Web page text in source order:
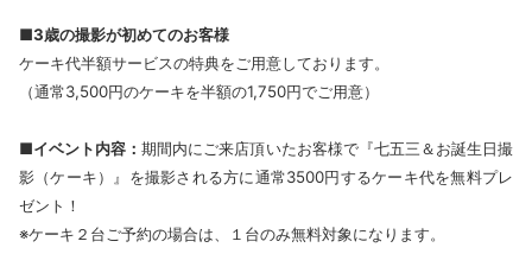
■3歳の撮影が初めてのお客様
ケーキ代半額サービスの特典をご用意しております。
（通常3,500円のケーキを半額の1,750円でご用意）
■イベント内容：期間内にご来店頂いたお客様で『七五三＆お誕生日撮
影（ケーキ）』を撮影される方に通常3500円するケーキ代を無料プレ
ゼント！
※ケーキ２台ご予約の場合は、１台のみ無料対象になります。